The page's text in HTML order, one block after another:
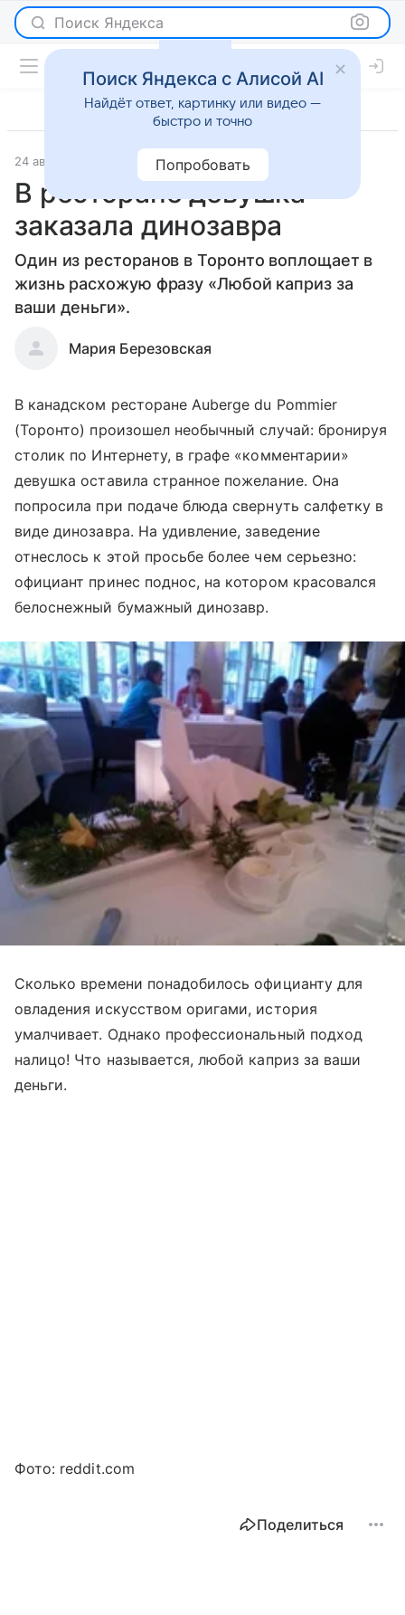
Поиск Яндекса
24 августа 2012 Новости
В ресторане девушка
заказала динозавра
Один из ресторанов в Торонто воплощает в
жизнь расхожую фразу «Любой каприз за
ваши деньги».
Мария Березовская
В канадском ресторане Auberge du Pommier
(Торонто) произошел необычный случай: бронируя
столик по Интернету, в графе «комментарии»
девушка оставила странное пожелание. Она
попросила при подаче блюда свернуть салфетку в
виде динозавра. На удивление, заведение
отнеслось к этой просьбе более чем серьезно:
официант принес поднос, на котором красовался
белоснежный бумажный динозавр.
Сколько времени понадобилось официанту для
овладения искусством оригами, история
умалчивает. Однако профессиональный подход
налицо! Что называется, любой каприз за ваши
деньги.
Фото: reddit.com
Поделиться
Поиск Яндекса с Алисой AI
Найдёт ответ, картинку или видео —
быстро и точно
Попробовать